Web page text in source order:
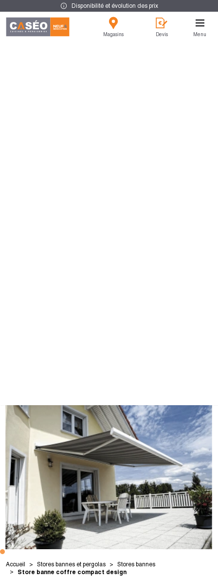
Disponibilité et évolution des prix
Magasins Devis Menu
Accueil Stores bannes et pergolas Stores bannes
Store banne coffre compact design